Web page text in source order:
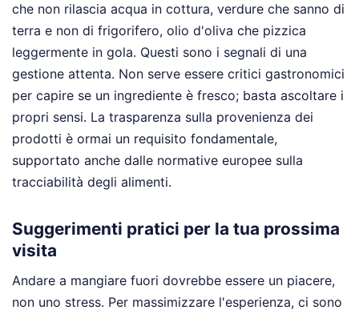
che non rilascia acqua in cottura, verdure che sanno di
terra e non di frigorifero, olio d'oliva che pizzica
leggermente in gola. Questi sono i segnali di una
gestione attenta. Non serve essere critici gastronomici
per capire se un ingrediente è fresco; basta ascoltare i
propri sensi. La trasparenza sulla provenienza dei
prodotti è ormai un requisito fondamentale,
supportato anche dalle normative europee sulla
tracciabilità degli alimenti.
Suggerimenti pratici per la tua prossima
visita
Andare a mangiare fuori dovrebbe essere un piacere,
non uno stress. Per massimizzare l'esperienza, ci sono